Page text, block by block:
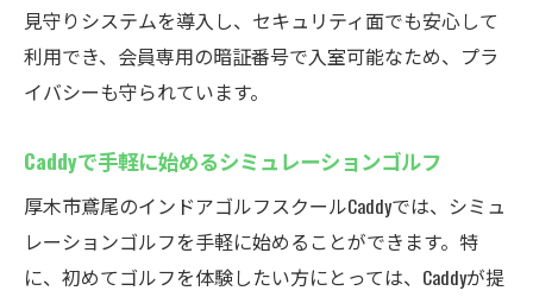
見守りシステムを導入し、セキュリティ面でも安心して
利用でき、会員専用の暗証番号で入室可能なため、プラ
イバシーも守られています。
Caddyで手軽に始めるシミュレーションゴルフ
厚木市鳶尾のインドアゴルフスクールCaddyでは、シミュ
レーションゴルフを手軽に始めることができます。特
に、初めてゴルフを体験したい方にとっては、Caddyが提